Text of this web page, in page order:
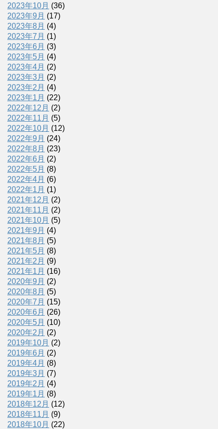
2023年10月 (36)
2023年9月 (17)
2023年8月 (4)
2023年7月 (1)
2023年6月 (3)
2023年5月 (4)
2023年4月 (2)
2023年3月 (2)
2023年2月 (4)
2023年1月 (22)
2022年12月 (2)
2022年11月 (5)
2022年10月 (12)
2022年9月 (24)
2022年8月 (23)
2022年6月 (2)
2022年5月 (8)
2022年4月 (6)
2022年1月 (1)
2021年12月 (2)
2021年11月 (2)
2021年10月 (5)
2021年9月 (4)
2021年8月 (5)
2021年5月 (8)
2021年2月 (9)
2021年1月 (16)
2020年9月 (2)
2020年8月 (5)
2020年7月 (15)
2020年6月 (26)
2020年5月 (10)
2020年2月 (2)
2019年10月 (2)
2019年6月 (2)
2019年4月 (8)
2019年3月 (7)
2019年2月 (4)
2019年1月 (8)
2018年12月 (12)
2018年11月 (9)
2018年10月 (22)